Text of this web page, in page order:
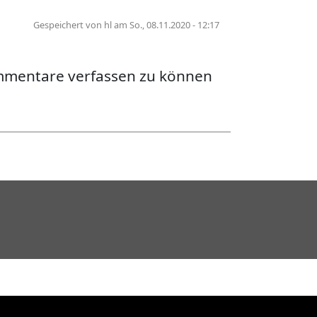
Gespeichert von hlam So., 08.11.2020 - 12:17
– Was am 7. 11. 2020 in Leipzig schief
verfassen zu können